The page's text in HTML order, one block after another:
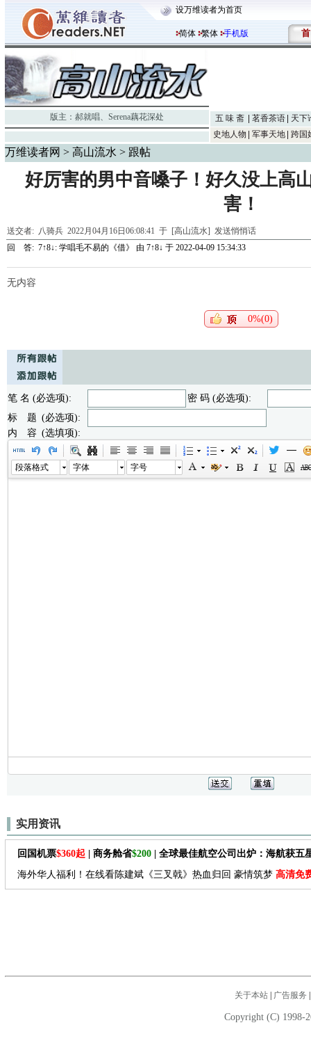
设万维读者为首页
简体 繁体 手机版 首
版主： 郝就唱、 Serena藕花深处 五 味 斋 茗香茶语
天下
史地人物
军事天地 跨国
万维读者网 > 高山流水 > 跟帖
好厉害的男中音嗓子！好久没上高
害！
送交者: 八骑兵 2022月04月16日06:08:41 于 [高山流水] 发送悄悄话
回 答: 7↑8↓: 学唱毛不易的《借》 由 7↑8↓ 于 2022-04-09 15:34:33
无内容
0%(0)
笔 名 (必选项):
密 码 (必选项):
标 题 (必选项):
内 容 (选填项):
段落格式 字体 字号
实用资讯
回国机票$360起 | 商务舱省$200 | 全球最佳航空公司出炉：海航获五
海外华人福利！在线看陈建斌《三叉戟》热血归回 豪情筑梦 高清免
关于本站| 广告服务
Copyright (C) 1998-